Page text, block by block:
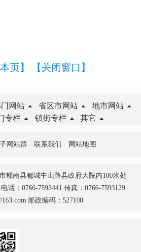
页】 【关闭窗口】
网站 省区市网站
地市网站
专栏 镇街专栏 其它
子网站群 联系我们 网站地图
郁南县都城中山路县政府大院内100米处
话：0766-7593441 传真：0766-7593129
邮政编码：527100